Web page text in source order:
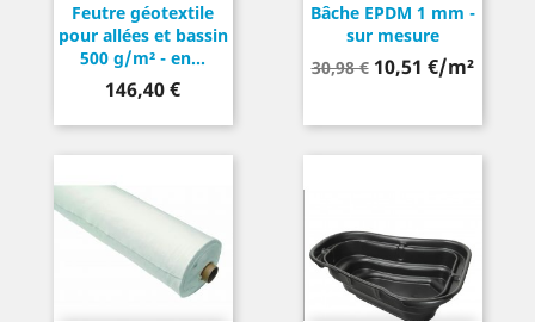
Feutre géotextile
pour allées et bassin
500 g/m² - en...
Prix
146,40 €
Bâche EPDM 1 mm -
sur mesure
Prix
30,98 € 10,51 €/m²